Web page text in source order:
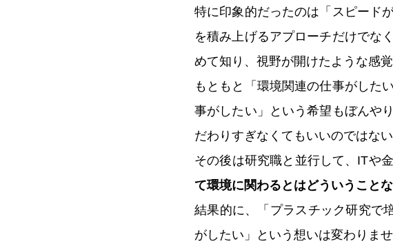
特に印象的だったのは「スピード
を積み上げるアプローチだけでな
めて知り、視野が開けたような感覚
もともと「環境関連の仕事がした
事がしたい」という希望もぼんや
だわりすぎなくてもいいのではな
その後は研究職と並行して、ITや
て環境に関わるとはどういうこと
結果的に、「プラスチック研究で
がしたい」という想いは変わりませ